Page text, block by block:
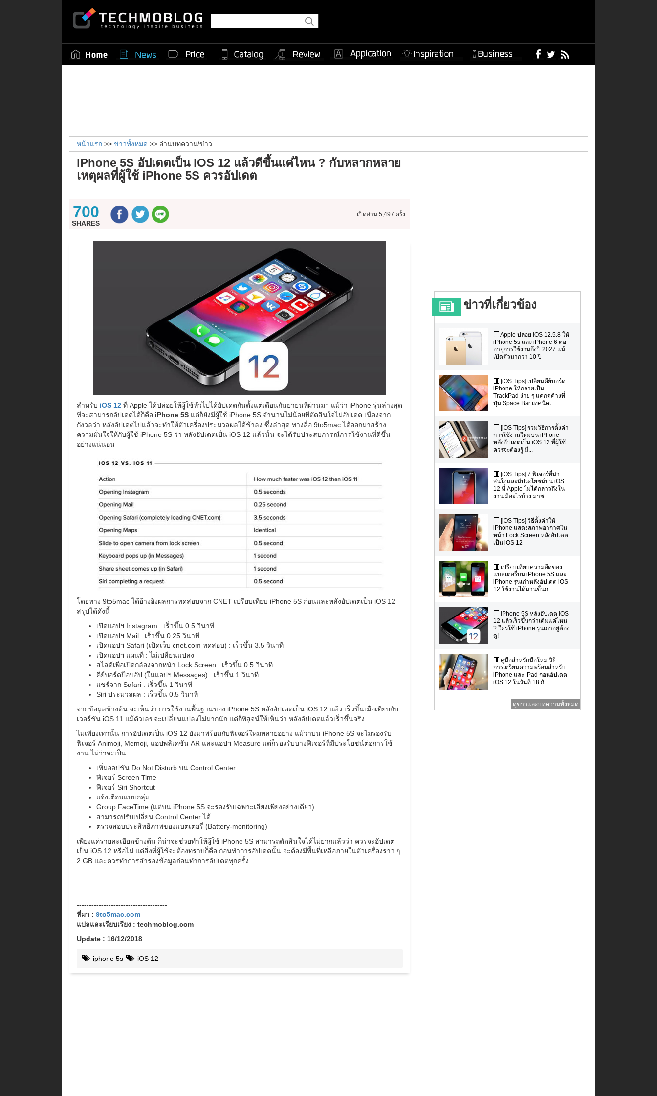
หน้าแรก >> ข่าวทั้งหมด >> อ่านบทความ/ข่าว
iPhone 5S อัปเดตเป็น iOS 12 แล้วดีขึ้นแค่ไหน ? กับหลากหลาย
เหตุผลที่ผู้ใช้ iPhone 5S ควรอัปเดต
700
SHARES
เปิดอ่าน 5,497 ครั้ง
สำหรับ iOS 12 ที่ Apple ได้ปล่อยให้ผู้ใช้ทั่วไปได้อัปเดตกันตั้งแต่เดือนกันยายนที่ผ่านมา แม้ว่า iPhone รุ่นล่างสุด
ที่จะสามารถอัปเดตได้ก็คือ iPhone 5S แต่ก็ยังมีผู้ใช้ iPhone 5S จำนวนไม่น้อยที่ตัดสินใจไม่อัปเดต เนื่องจาก
กังวลว่า หลังอัปเดตไปแล้วจะทำให้ตัวเครื่องประมวลผลได้ช้าลง ซึ่งล่าสุด ทางสื่อ 9to5mac ได้ออกมาสร้าง
ความมั่นใจให้กับผู้ใช้ iPhone 5S ว่า หลังอัปเดตเป็น iOS 12 แล้วนั้น จะได้รับประสบการณ์การใช้งานที่ดีขึ้น
อย่างแน่นอน
โดยทาง 9to5mac ได้อ้างอิงผลการทดสอบจาก CNET เปรียบเทียบ iPhone 5S ก่อนและหลังอัปเดตเป็น iOS 12
สรุปได้ดังนี้
เปิดแอปฯ Instagram : เร็วขึ้น 0.5 วินาที
เปิดแอปฯ Mail : เร็วขึ้น 0.25 วินาที
เปิดแอปฯ Safari (เปิดเว็บ cnet.com ทดสอบ) : เร็วขึ้น 3.5 วินาที
เปิดแอปฯ แผนที่ : ไม่เปลี่ยนแปลง
สไลด์เพื่อเปิดกล้องจากหน้า Lock Screen : เร็วขึ้น 0.5 วินาที
คีย์บอร์ดป๊อบอัป (ในแอปฯ Messages) : เร็วขึ้น 1 วินาที
แชร์จาก Safari : เร็วขึ้น 1 วินาที
Siri ประมวลผล : เร็วขึ้น 0.5 วินาที
จากข้อมูลข้างต้น จะเห็นว่า การใช้งานพื้นฐานของ iPhone 5S หลังอัปเดตเป็น iOS 12 แล้ว เร็วขึ้นเมื่อเทียบกับ
เวอร์ชัน iOS 11 แม้ตัวเลขจะเปลี่ยนแปลงไม่มากนัก แต่ก็พิสูจน์ให้เห็นว่า หลังอัปเดตแล้วเร็วขึ้นจริง
ไม่เพียงเท่านั้น การอัปเดตเป็น iOS 12 ยังมาพร้อมกับฟีเจอร์ใหม่หลายอย่าง แม้ว่าบน iPhone 5S จะไม่รองรับ
ฟีเจอร์ Animoji, Memoji, แอปพลิเคชัน AR และแอปฯ Measure แต่ก็รองรับบางฟีเจอร์ที่มีประโยชน์ต่อการใช้
งาน ไม่ว่าจะเป็น
เพิ่มออปชัน Do Not Disturb บน Control Center
ฟีเจอร์ Screen Time
ฟีเจอร์ Siri Shortcut
แจ้งเตือนแบบกลุ่ม
Group FaceTime (แต่บน iPhone 5S จะรองรับเฉพาะเสียงเพียงอย่างเดียว)
สามารถปรับเปลี่ยน Control Center ได้
ตรวจสอบประสิทธิภาพของแบตเตอรี่ (Battery-monitoring)
เพียงแค่รายละเอียดข้างต้น ก็น่าจะช่วยทำให้ผู้ใช้ iPhone 5S สามารถตัดสินใจได้ไม่ยากแล้วว่า ควรจะอัปเดต
เป็น iOS 12 หรือไม่ แต่สิ่งที่ผู้ใช้จะต้องทราบก็คือ ก่อนทำการอัปเดตนั้น จะต้องมีพื้นที่เหลือภายในตัวเครื่องราว ๆ
2 GB และควรทำการสำรองข้อมูลก่อนทำการอัปเดตทุกครั้ง
-------------------------------------
ที่มา : 9to5mac.com
แปลและเรียบเรียง : techmoblog.com
Update : 16/12/2018
iphone 5s iOS 12
ข่าวที่เกี่ยวข้อง
Apple ปล่อย iOS 12.5.8 ให้
iPhone 5s และ iPhone 6 ต่อ
อายุการใช้งานถึงปี 2027 แม้
เปิดตัวมากว่า 10 ปี
[iOS Tips] เปลี่ยนคีย์บอร์ด
iPhone ให้กลายเป็น
TrackPad ง่าย ๆ แค่กดค้างที่
ปุ่ม Space Bar เทคนิคเ...
[iOS Tips] รวมวิธีการตั้งค่า
การใช้งานใหม่บน iPhone
หลังอัปเดตเป็น iOS 12 ที่ผู้ใช้
ควรจะต้องรู้ มี...
[iOS Tips] 7 ฟีเจอร์ที่น่า
สนใจและมีประโยชน์บน iOS
12 ที่ Apple ไม่ได้กล่าวถึงใน
งาน มีอะไรบ้าง มาช...
[iOS Tips] วิธีตั้งค่าให้
iPhone แสดงสภาพอากาศใน
หน้า Lock Screen หลังอัปเดต
เป็น iOS 12
เปรียบเทียบความอึดของ
แบตเตอรี่บน iPhone 5S และ
iPhone รุ่นเก่าหลังอัปเดต iOS
12 ใช้งานได้นานขึ้นก...
iPhone 5S หลังอัปเดต iOS
12 แล้วเร็วขึ้นกว่าเดิมแค่ไหน
? ใครใช้ iPhone รุ่นเก่าอยู่ต้อง
ดู!
คู่มือสำหรับมือใหม่ วิธี
การเตรียมความพร้อมสำหรับ
iPhone และ iPad ก่อนอัปเดต
iOS 12 ในวันที่ 18 กั...
ดูข่าวและบทความทั้งหมด